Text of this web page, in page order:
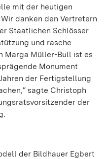
mit der heutigen
danken den Vertretern
Staatlichen Schlösser
und rasche
Marga Müller-Bull ist es
Monument
der Fertigstellung
sagte Christoph
der
der Bildhauer Egbert